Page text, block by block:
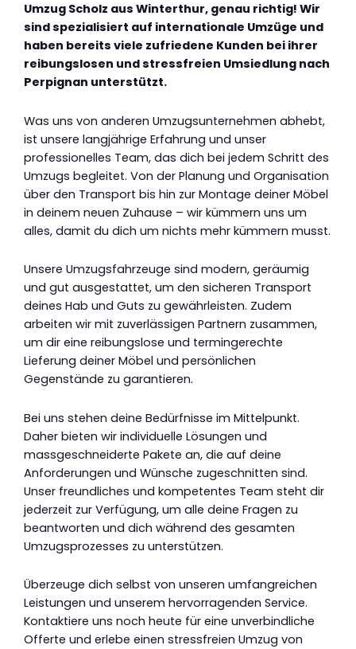
Umzug Scholz aus Winterthur, genau richtig! Wir
sind spezialisiert auf internationale Umzüge und
haben bereits viele zufriedene Kunden bei ihrer
reibungslosen und stressfreien Umsiedlung nach
Perpignan unterstützt.
Was uns von anderen Umzugsunternehmen abhebt,
ist unsere langjährige Erfahrung und unser
professionelles Team, das dich bei jedem Schritt des
Umzugs begleitet. Von der Planung und Organisation
über den Transport bis hin zur Montage deiner Möbel
in deinem neuen Zuhause – wir kümmern uns um
alles, damit du dich um nichts mehr kümmern musst.
Unsere Umzugsfahrzeuge sind modern, geräumig
und gut ausgestattet, um den sicheren Transport
deines Hab und Guts zu gewährleisten. Zudem
arbeiten wir mit zuverlässigen Partnern zusammen,
um dir eine reibungslose und termingerechte
Lieferung deiner Möbel und persönlichen
Gegenstände zu garantieren.
Bei uns stehen deine Bedürfnisse im Mittelpunkt.
Daher bieten wir individuelle Lösungen und
massgeschneiderte Pakete an, die auf deine
Anforderungen und Wünsche zugeschnitten sind.
Unser freundliches und kompetentes Team steht dir
jederzeit zur Verfügung, um alle deine Fragen zu
beantworten und dich während des gesamten
Umzugsprozesses zu unterstützen.
Überzeuge dich selbst von unseren umfangreichen
Leistungen und unserem hervorragenden Service.
Kontaktiere uns noch heute für eine unverbindliche
Offerte und erlebe einen stressfreien Umzug von